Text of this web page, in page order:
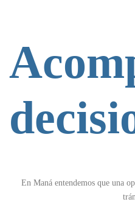
En Maná entendemos que una